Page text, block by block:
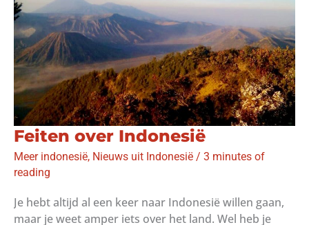
Feiten over Indonesië
Meer indonesië, Nieuws uit Indonesië / 3 minutes of
reading
Je hebt altijd al een keer naar Indonesië willen gaan,
maar je weet amper iets over het land. Wel heb je